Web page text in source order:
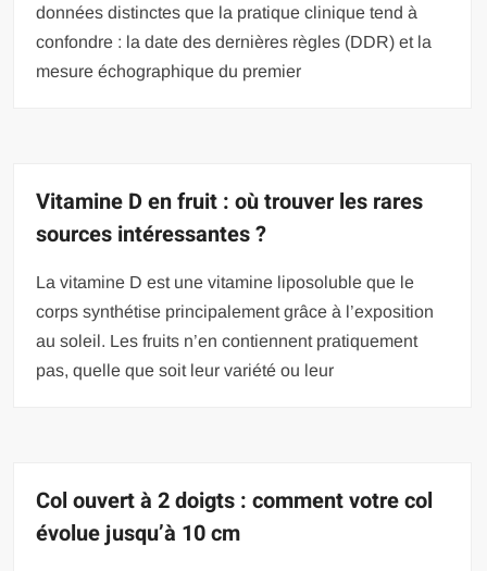
données distinctes que la pratique clinique tend à
confondre : la date des dernières règles (DDR) et la
mesure échographique du premier
Vitamine D en fruit : où trouver les rares
sources intéressantes ?
La vitamine D est une vitamine liposoluble que le
corps synthétise principalement grâce à l’exposition
au soleil. Les fruits n’en contiennent pratiquement
pas, quelle que soit leur variété ou leur
Col ouvert à 2 doigts : comment votre col
évolue jusqu’à 10 cm